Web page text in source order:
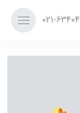
021-63404